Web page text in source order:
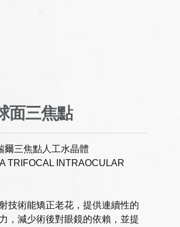
面三焦點
爾三焦點人工水晶體
TRIFOCAL INTRAOCULAR
技術能矯正老花，提供連續性的
，減少術後對眼鏡的依賴，並提